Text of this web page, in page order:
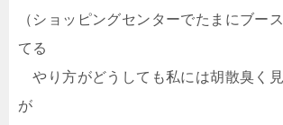
（ショッピングセンターでたまにブー
てる
やり方がどうしても私には胡散臭く
が